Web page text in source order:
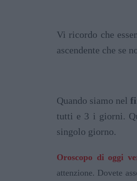
Vi ricordo che
ascendente che se
Quando siamo nel
tutti e 3 i giorni.
singolo giorno.
Oroscopo di oggi
attenzione. Dovete